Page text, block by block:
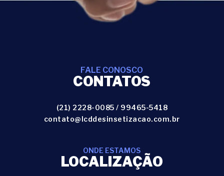
FALE CONOSCO
CONTATOS
(21) 2228-0085 / 99465-5418
contato@lcddesinsetizacao.com.br
ONDE ESTAMOS
LOCALIZAÇÃO